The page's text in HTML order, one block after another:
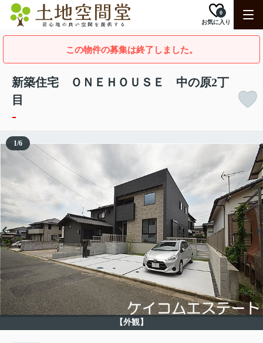
お気に入り
0
この物件の募集は終了しました。
新築住宅 ＯＮＥＨＯＵＳＥ 中の原2丁
目
-
【外観】
1/6